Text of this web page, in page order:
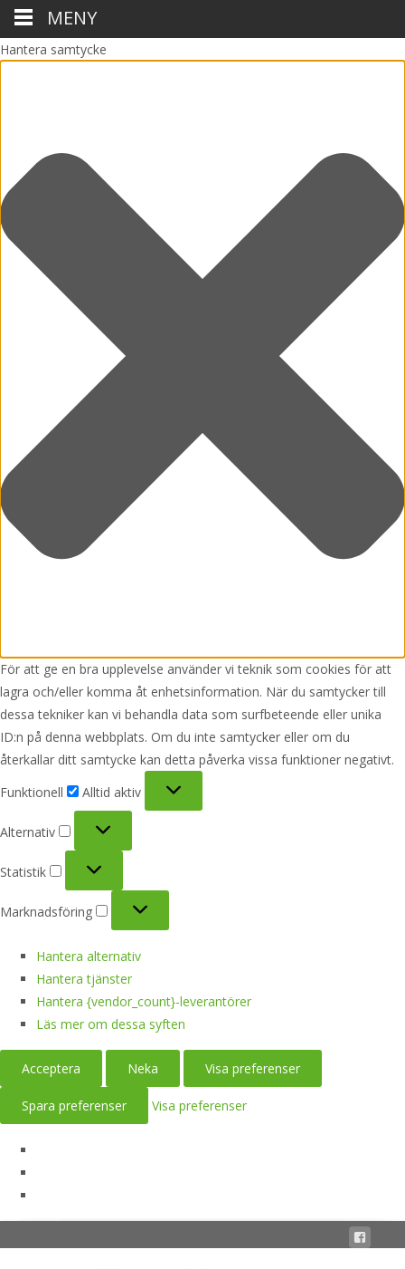
Hantera samtycke
För att ge en bra upplevelse använder vi teknik som cookies för att
lagra och/eller komma åt enhetsinformation. När du samtycker till
dessa tekniker kan vi behandla data som surfbeteende eller unika
ID:n på denna webbplats. Om du inte samtycker eller om du
återkallar ditt samtycke kan detta påverka vissa funktioner negativt.
Funktionell
Alltid aktiv
Alternativ
Statistik
Marknadsföring
Hantera alternativ
Hantera tjänster
Hantera {vendor_count}-leverantörer
Läs mer om dessa syften
Acceptera Neka Visa preferenser
Spara preferenser Visa preferenser
MENY